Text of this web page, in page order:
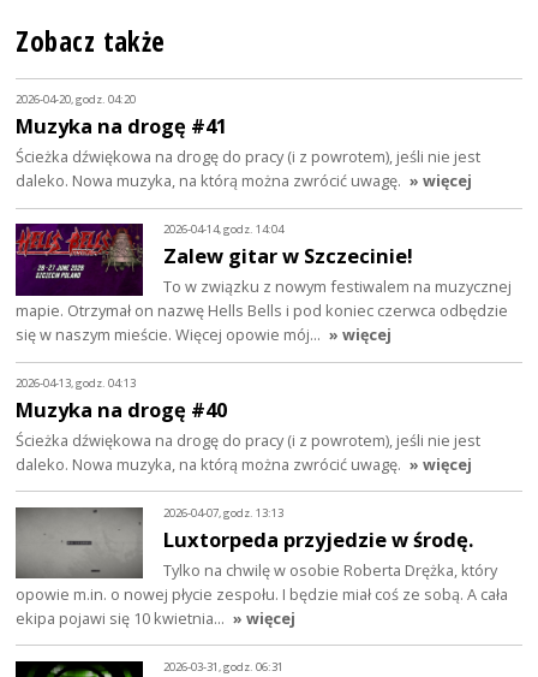
Zobacz także
2026-04-20, godz. 04:20
Muzyka na drogę #41
Ścieżka dźwiękowa na drogę do pracy (i z powrotem), jeśli nie jest
daleko. Nowa muzyka, na którą można zwrócić uwagę. » więcej
2026-04-14, godz. 14:04
Zalew gitar w Szczecinie!
To w związku z nowym festiwalem na muzycznej
mapie. Otrzymał on nazwę Hells Bells i pod koniec czerwca odbędzie
się w naszym mieście. Więcej opowie mój… » więcej
2026-04-13, godz. 04:13
Muzyka na drogę #40
Ścieżka dźwiękowa na drogę do pracy (i z powrotem), jeśli nie jest
daleko. Nowa muzyka, na którą można zwrócić uwagę. » więcej
2026-04-07, godz. 13:13
Luxtorpeda przyjedzie w środę.
Tylko na chwilę w osobie Roberta Drężka, który
opowie m.in. o nowej płycie zespołu. I będzie miał coś ze sobą. A cała
ekipa pojawi się 10 kwietnia… » więcej
2026-03-31, godz. 06:31